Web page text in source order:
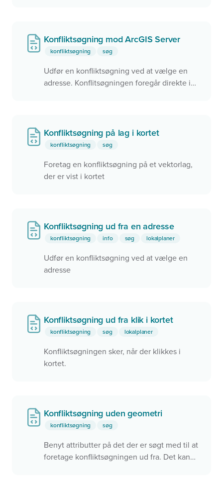
min skole.
Konfliktsøgning mod ArcGIS Server
konfliktsøgning søg
Udfør en konfliktsøgning ved at vælge en
adresse. Konflitsøgningen foregår direkte i
Konfliktsøgning på lag i kortet
konfliktsøgning søg
Foretag en konfliktsøgning på et vektorlag,
der er vist i kortet
Konfliktsøgning ud fra en adresse
konfliktsøgning info søg lokalplaner
Udfør en konfliktsøgning ved at vælge en
adresse
Konfliktsøgning ud fra klik i kortet
konfliktsøgning søg lokalplaner
Konfliktsøgningen sker, når der klikkes i
kortet.
Konfliktsøgning uden geometri
konfliktsøgning søg
Benyt attributter på det der er søgt med til at
foretage konfliktsøgningen ud fra. Det kan